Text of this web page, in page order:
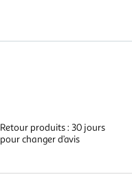
Retour produits : 30 jours
pour changer d’avis